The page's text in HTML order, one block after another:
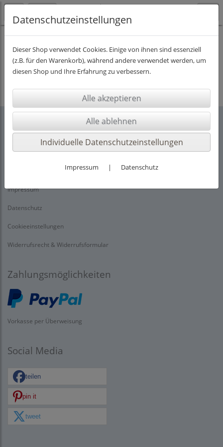
Es wurden leider keine Produkte gefunden.
Rechtliches
Impressum
Datenschutz
Cookieeinstellungen
Widerrufsrecht & Widerrufsformular
Zahlungsmöglichkeiten
Vorkasse per Überweisung
Social Media
teilen
pin it
tweet
Datenschutzeinstellungen
Dieser Shop verwendet Cookies. Einige von ihnen sind essenziell
(z.B. für den Warenkorb), während andere verwendet werden, um
diesen Shop und Ihre Erfahrung zu verbessern.
Individuelle Datenschutzeinstellungen
Impressum | Datenschutz